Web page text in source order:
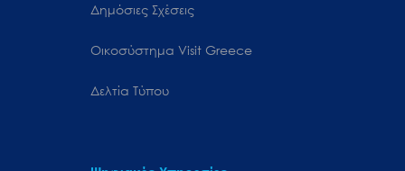
Δημόσιες Σχέσεις
Oικοσύστημα Visit Greece
Δελτία Τύπου